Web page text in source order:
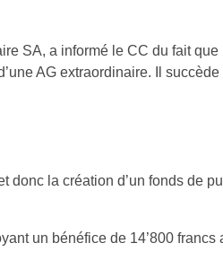
SA, a informé le CC du fait que
AG extraordinaire. Il succède
donc la création d’un fonds de
un bénéfice de 14’800 francs